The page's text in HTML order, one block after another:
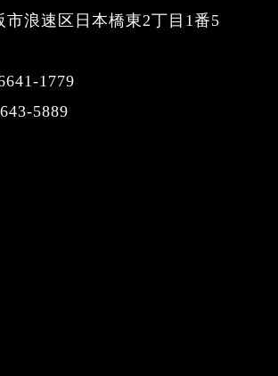
市浪速区日本橋東2丁目1番5
1779
5889